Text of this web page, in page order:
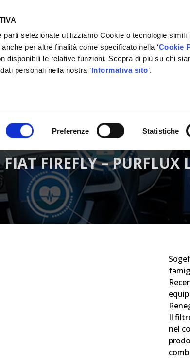
parti selezionate utilizziamo Cookie o tecnologie
per altre finalità come specificato nella ‘Cookie
disponibili le relative funzioni. Scopra di più su chi
personali nella nostra ‘Informativa sito’.
Preferenze Statistiche
FIREFLY – PURFLUX
Il
nel